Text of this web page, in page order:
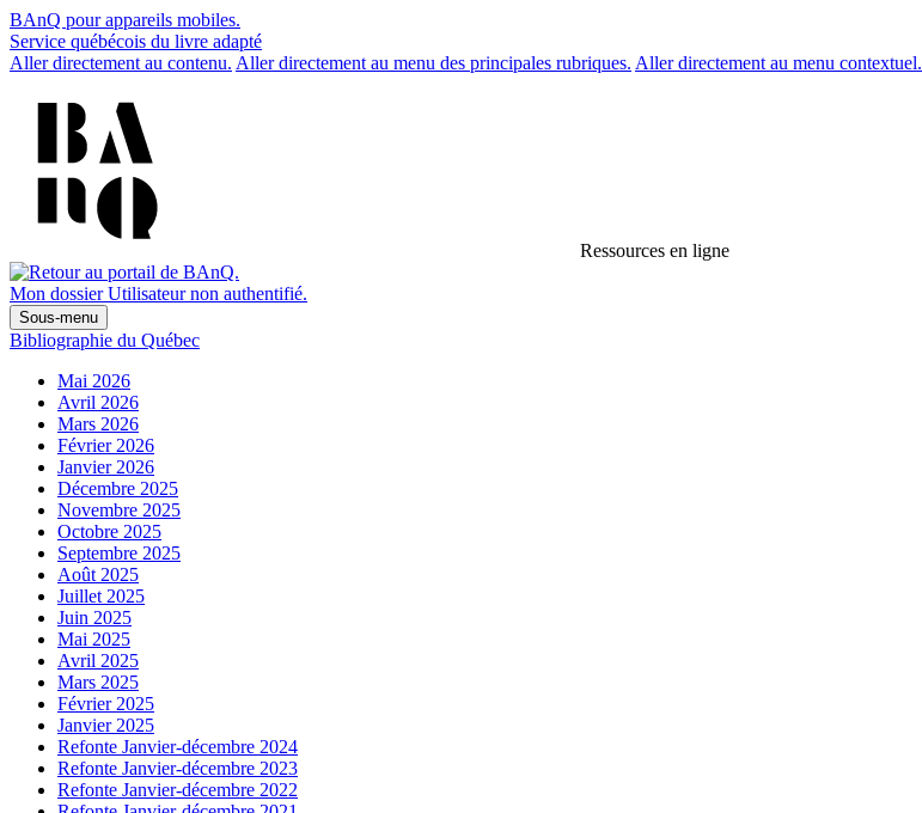
BAnQ pour appareils mobiles.
Service québécois du livre adapté
Aller directement au contenu. Aller directement au menu des principales rubriques. Aller directement au menu contextuel.
Ressources en ligne
Mon dossier Utilisateur non authentifié.
Sous-menu
Bibliographie du Québec
Mai 2026
Avril 2026
Mars 2026
Février 2026
Janvier 2026
Décembre 2025
Novembre 2025
Octobre 2025
Septembre 2025
Août 2025
Juillet 2025
Juin 2025
Mai 2025
Avril 2025
Mars 2025
Février 2025
Janvier 2025
Refonte Janvier-décembre 2024
Refonte Janvier-décembre 2023
Refonte Janvier-décembre 2022